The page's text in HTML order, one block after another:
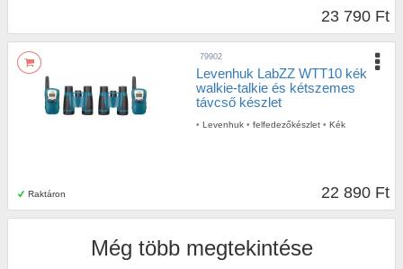
23 790 Ft
Raktáron
79902
Levenhuk LabZZ WTT10 kék
walkie-talkie és kétszemes
távcső készlet
• Levenhuk • felfedezőkészlet • Kék
22 890 Ft
Még több megtekintése